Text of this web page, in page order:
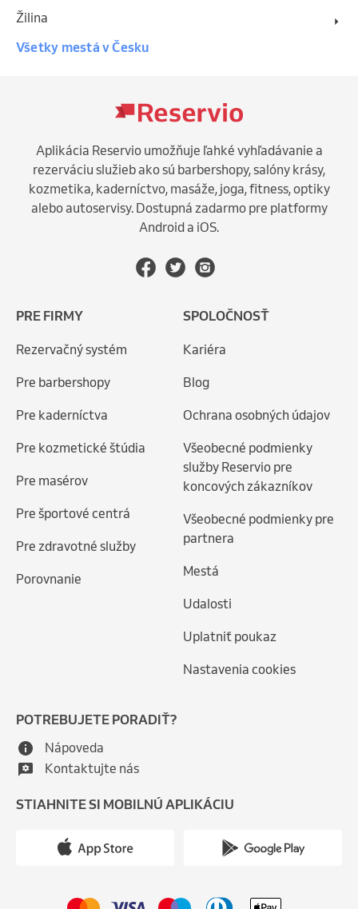
Žilina
Všetky mestá v Česku
Aplikácia Reservio umožňuje ľahké vyhľadávanie a
rezerváciu služieb ako sú barbershopy, salóny krásy,
kozmetika, kaderníctvo, masáže, joga, fitness, optiky
alebo autoservisy. Dostupná zadarmo pre platformy
Android a iOS.
PRE FIRMY
Rezervačný systém
Pre barbershopy
Pre kaderníctva
Pre kozmetické štúdia
Pre masérov
Pre športové centrá
Pre zdravotné služby
Porovnanie
SPOLOČNOSŤ
Kariéra
Blog
Ochrana osobných údajov
Všeobecné podmienky
služby Reservio pre
koncových zákazníkov
Všeobecné podmienky pre
partnera
Mestá
Udalosti
Uplatniť poukaz
Nastavenia cookies
POTREBUJETE PORADIŤ?
Nápoveda
Kontaktujte nás
STIAHNITE SI MOBILNÚ APLIKÁCIU